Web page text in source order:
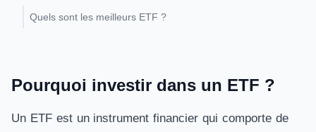
Quels sont les meilleurs ETF ?
Pourquoi investir dans un ETF ?
Un ETF est un instrument financier qui comporte de